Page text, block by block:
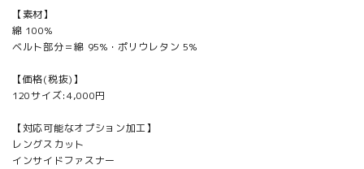
【素材】
綿 100%
ベルト部分＝綿 95%・ポリウレタン 5%
【価格(税抜)】
120サイズ:4,000円
【対応可能なオプション加工】
レングスカット
インサイドファスナー